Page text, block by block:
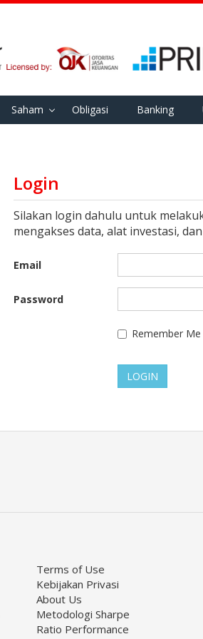
Saham Obligasi Banking
Login
Silakan login dahulu untuk
mengakses data, alat investasi,
Email
Password
Remember Me
LOGIN
Terms of Use
Kebijakan Privasi
About Us
Metodologi Sharpe
Ratio Performance